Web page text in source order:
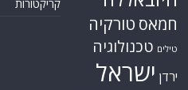
חמאס טורקיה
טילים טכנולוגיה
ירדן ישראל
קריקטורות